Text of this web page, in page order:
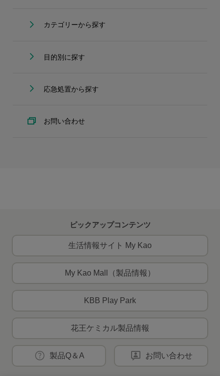
カテゴリーから探す
目的別に探す
応急処置から探す
お問い合わせ
ピックアップコンテンツ
生活情報サイト My Kao
My Kao Mall（製品情報）
KBB Play Park
花王ケミカル製品情報
製品Q＆A お問い合わせ